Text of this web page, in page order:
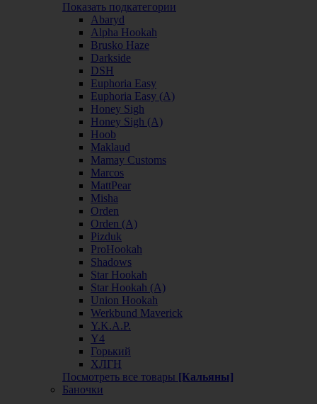
Показать подкатегории
Abaryd
Alpha Hookah
Brusko Haze
Darkside
DSH
Euphoria Easy
Euphoria Easy (А)
Honey Sigh
Honey Sigh (А)
Hoob
Maklaud
Mamay Customs
Marcos
MattPear
Misha
Orden
Orden (А)
Pizduk
ProHookah
Shadows
Star Hookah
Star Hookah (А)
Union Hookah
Werkbund Maverick
Y.K.A.P.
Y4
Горький
ХЛГН
Посмотреть все товары [Кальяны]
Баночки